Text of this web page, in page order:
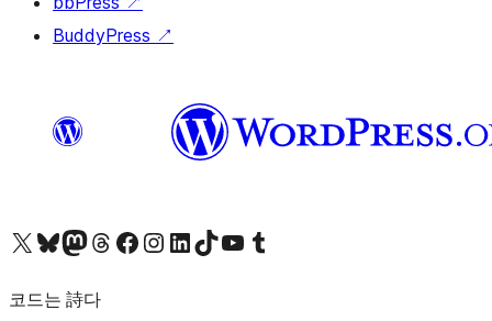
BuddyPress ↗
X(이전 트위터) 계정 방문하기블루스카이 계정 방문하기마스토돈 계정 방문하기스레드 계정 방문하기 페이스북 페이지 방문하기인스타그램 계정 방문하기 LinkedIn 계정 방문하기틱톡 계정 방문하기유튜브 채널 방문하기 텀블러 계정 방문하기
코드는 詩다